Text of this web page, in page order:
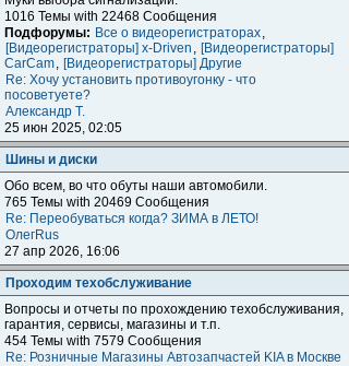
1016 Темы with 22468 Сообщения
Подфорумы: Все о видеорегистраторах,
[Видеорегистраторы] x-Driven , [Видеорегистраторы]
CarCam, [Видеорегистраторы] Другие
Re: Хочу установить противоугонку - что
посоветуете?
Александр Т.
25 июн 2025, 02:05
Шины и диски
Обо всем, во что обуты наши автомобили.
765 Темы with 20469 Сообщения
Re: Переобуваться когда? ЗИМА в ЛЕТО!
ОлегRus
27 апр 2026, 16:06
Проходим техобслуживание
Вопросы и отчеты по прохождению техобслуживания,
гарантия, сервисы, магазины и т.п.
454 Темы with 7579 Сообщения
Re: Розничные Магазины Автозапчастей KIA в Москве